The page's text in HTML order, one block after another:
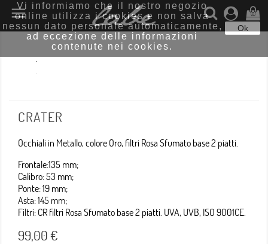
 (0)
CRATER
Occhiali in Metallo, colore Oro, filtri Rosa Sfumato base 2 piatti.
Frontale:135 mm;
Calibro: 53 mm;
Ponte: 19 mm;
Asta: 145 mm;
Filtri: CR filtri Rosa Sfumato base 2 piatti. UVA, UVB, ISO 9001CE.
99,00 €
Vi informiamo che il nostro negozio
online utilizza i cookies e non salva
nessun dato personale automaticamente,
ad eccezione delle informazioni
contenute nei cookies.
Ok